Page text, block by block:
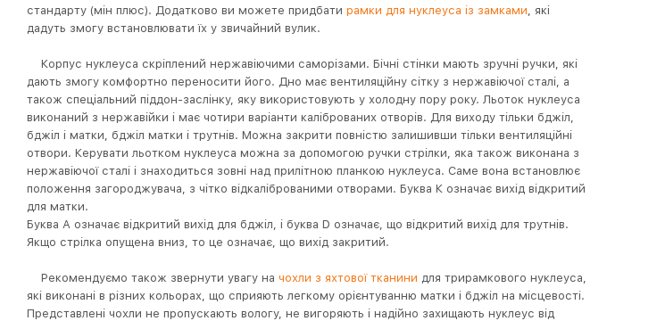
стандарту (мін плюс). Додатково ви можете придбати рамки для нуклеуса із замками, які
дадуть змогу встановлювати їх у звичайний вулик.
Корпус нуклеуса скріплений нержавіючими саморізами. Бічні стінки мають зручні ручки, які
дають змогу комфортно переносити його. Дно має вентиляційну сітку з нержавіючої сталі, а
також спеціальний піддон-заслінку, яку використовують у холодну пору року. Льоток нуклеуса
виконаний з нержавійки і має чотири варіанти каліброваних отворів. Для виходу тільки бджіл,
бджіл і матки, бджіл матки і трутнів. Можна закрити повністю залишивши тільки вентиляційні
отвори. Керувати льотком нуклеуса можна за допомогою ручки стрілки, яка також виконана з
нержавіючої сталі і знаходиться зовні над прилітною планкою нуклеуса. Саме вона встановлює
положення загороджувача, з чітко відкаліброваними отворами. Буква К означає вихід відкритий
для матки.
Буква А означає відкритий вихід для бджіл, і буква D означає, що відкритий вихід для трутнів.
Якщо стрілка опущена вниз, то це означає, що вихід закритий.
Рекомендуємо також звернути увагу на чохли з яхтової тканини для трирамкового нуклеуса,
які виконані в різних кольорах, що сприяють легкому орієнтуванню матки і бджіл на місцевості.
Представлені чохли не пропускають вологу, не вигоряють і надійно захищають нуклеус від